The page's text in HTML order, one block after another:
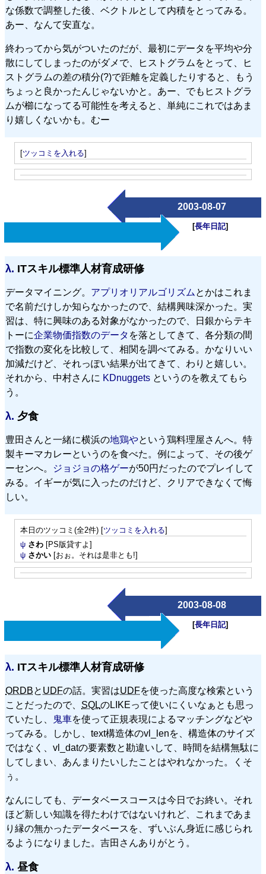
な係数で調整した後、ベクトルとして内積をとってみる。
あー、なんて安直な。
終わってから気がついたのだが、最初にデータを平均や分
散にしてしまったのがダメで、ヒストグラムをとって、ヒ
ストグラムの差の積分(?)で距離を定義したりすると、もう
ちょっと良かったんじゃないかと。あー、でもヒストグラ
ムが櫛になってる可能性を考えると、単純にこれではあま
り嬉しくないかも。むー
[ツッコミを入れる]
2003-08-07
[長年日記]
λ. ITスキル標準人材育成研修
データマイニング。 アプリオリアルゴリズムとかはこれま
で名前だけしか知らなかったので、結構興味深かった。実
習は、特に興味のある対象がなかったので、日銀からテキ
トーに企業物価指数のデータ を落としてきて、各分類の間
で指数の変化を比較して、相関を調べてみる。かなりいい
加減だけど、それっぽい結果が出てきて、わりと嬉しい。
それから、中村さんに KDnuggets というのを教えてもら
う。
λ. 夕食
豊田さんと一緒に横浜の地鶏やという鶏料理屋さんへ。特
製キーマカレーというのを食べた。例によって、その後ゲ
ーセンへ。
ジョジョの格ゲーが50円だったのでプレイして
みる。イギーが気に入ったのだけど、クリアできなくて悔
しい。
本日のツッコミ(全2件) [ツッコミを入れる]
ψ さわ[PS版貸すよ]
ψ さかい[おぉ。それは是非とも!]
2003-08-08
[長年日記]
λ. ITスキル標準人材育成研修
ORDBと UDFの話。実習はUDFを使った高度な検索という
ことだったので、 SQLのLIKEって使いにくいなぁとも思っ
ていたし、
鬼車を使って正規表現によるマッチングなどや
ってみる。しかし、text構造体のvl_lenを、構造体のサイズ
ではなく、vl_datの要素数と勘違いして、時間を結構無駄に
してしまい、あんまりたいしたことはやれなかった。くそ
ぅ。
なんにしても、データベースコースは今日でお終い。それ
ほど新しい知識を得たわけではないけれど、これまであま
り縁の無かったデータベースを、ずいぶん身近に感じられ
るようになりました。吉田さんありがとう。
λ. 昼食